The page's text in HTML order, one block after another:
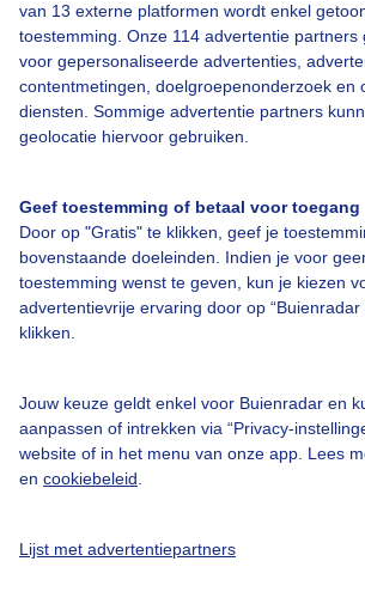
van 13 externe platformen wordt enkel
toestemming. Onze 114 advertentie partners
voor gepersonaliseerde advertenties,
contentmetingen, doelgroepenonderzoek en
diensten. Sommige advertentie partners
geolocatie hiervoor gebruiken.
Geef toestemming of betaal voor toegang
Door op "Gratis" te klikken, geef je
bovenstaande doeleinden. Indien je voor
toestemming wenst te geven, kun je kiezen
advertentievrije ervaring door op “Buienradar
klikken.
Jouw keuze geldt enkel voor Buienradar en
aanpassen of intrekken via “Privacy-
website of in het menu van onze app. Lees
en cookiebeleid
Lijst met advertentiepartners
Over Buienradar
Bedrijfsgegevens
Contact
Toegankelijkheid
Gebruikersvoorwaarden
Adverteren
Privacy beleid
Cookie beleid